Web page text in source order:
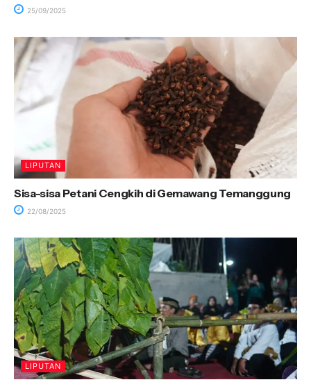
25/09/2025
LIPUTAN
Sisa-sisa Petani Cengkih di Gemawang Temanggung
22/08/2025
LIPUTAN